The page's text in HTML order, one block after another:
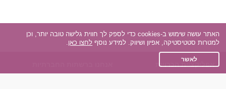
אפליקציית הכרויות
האתר עושה שימוש ב-cookies כדי לספק לך חווית גלישה טובה יותר, וכן
למטרות סטטיסטיקה, אפיון ושיווק. למידע נוסף לחצו כאן.
לאשר